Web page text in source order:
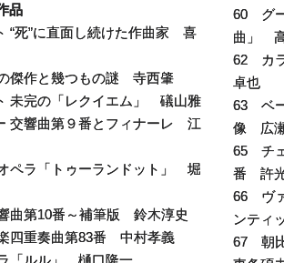
品
“死”に直面し続けた作曲家 喜
傑作と幾つもの謎 寺西肇
未完の「レクイエム」 礒山雅
交響曲第９番とフィナーレ 江
ペラ「トゥーランドット」 堀
曲第10番～補筆版 鈴木淳史
四重奏曲第83番 中村孝義
「ルル」 樋口隆一
60 グー
曲」
62 カ
卓也
63 ベ
像 広
65 チ
番 許
66 ヴ
ンティ
67 朝